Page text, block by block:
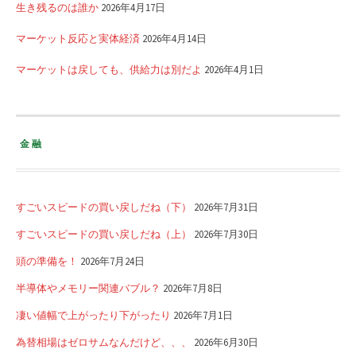
生き残るのは誰か 2026年4月17日
マーケット反応と実体経済 2026年4月14日
マーケットは戻しても、供給力は別だよ 2026年4月1日
金融
すごいスピードの買い戻しだね（下） 2026年7月31日
すごいスピードの買い戻しだね（上） 2026年7月30日
頭の準備を！ 2026年7月24日
半導体やメモリー関連バブル？ 2026年7月8日
凄い値幅で上がったり下がったり 2026年7月1日
為替相場はゼロサムなんだけど、、、 2026年6月30日